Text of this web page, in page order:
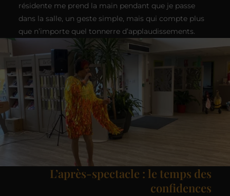
résidente me prend la main pendant que je passe
dans la salle, un geste simple, mais qui compte plus
que n’importe quel tonnerre d’applaudissements.
L’après-spectacle : le temps des
confidences